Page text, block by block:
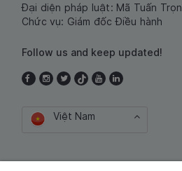
Đại diện pháp luật: Mã Tuấn
Chức vụ: Giám đốc Điều hành
Follow us and keep updated!
Việt Nam